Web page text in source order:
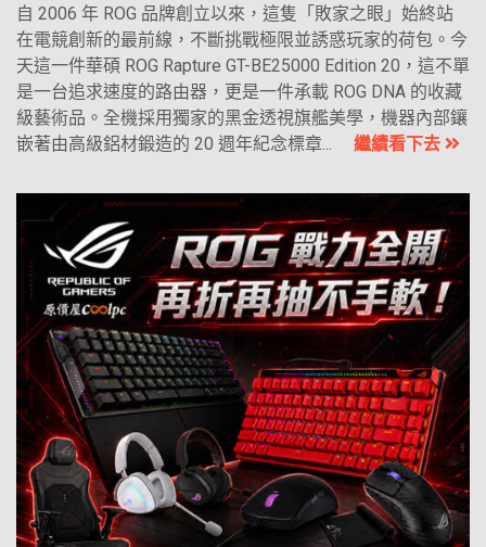
自 2006 年 ROG 品牌創立以來，這隻「敗家之眼」始終站
在電競創新的最前線，不斷挑戰極限並誘惑玩家的荷包。今
天這一件華碩 ROG Rapture GT-BE25000 Edition 20，這不單
是一台追求速度的路由器，更是一件承載 ROG DNA 的收藏
級藝術品。全機採用獨家的黑金透視旗艦美學，機器內部鑲
嵌著由高級鋁材鍛造的 20 週年紀念標章... 繼續看下去